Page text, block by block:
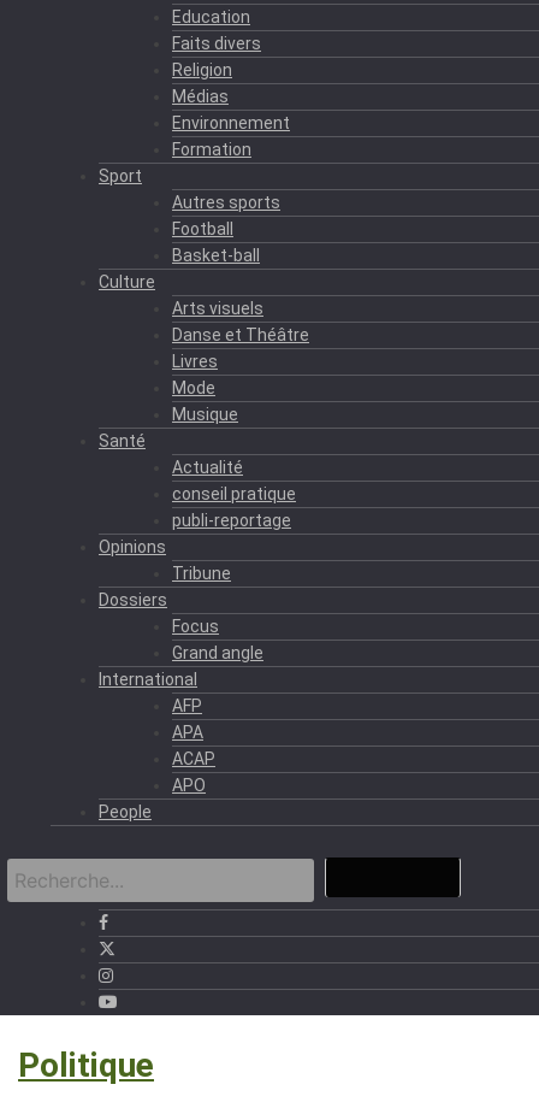
Education
Faits divers
Religion
Médias
Environnement
Formation
Sport
Autres sports
Football
Basket-ball
Culture
Arts visuels
Danse et Théâtre
Livres
Mode
Musique
Santé
Actualité
conseil pratique
publi-reportage
Opinions
Tribune
Dossiers
Focus
Grand angle
International
AFP
APA
ACAP
APO
People
Politique